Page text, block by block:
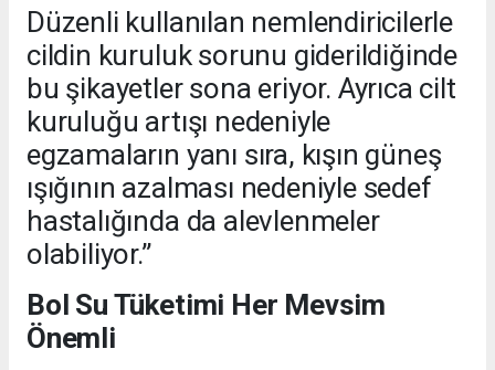
Düzenli kullanılan nemlendiricilerle
cildin kuruluk sorunu giderildiğinde
bu şikayetler sona eriyor. Ayrıca cilt
kuruluğu artışı nedeniyle
egzamaların yanı sıra, kışın güneş
ışığının azalması nedeniyle sedef
hastalığında da alevlenmeler
olabiliyor.”
Bol Su Tüketimi Her Mevsim
Önemli